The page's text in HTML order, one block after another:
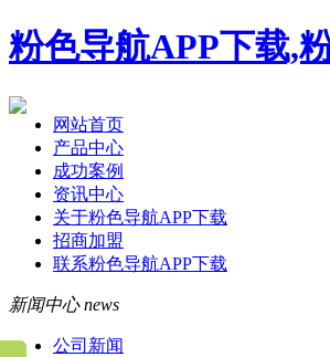
粉色导航APP下载,
网站首页
产品中心
成功案例
资讯中心
关于粉色导航APP下载
招商加盟
联系粉色导航APP下载
新闻中心 news
公司新闻